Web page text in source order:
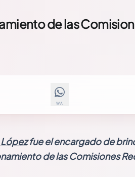
de las
WA
fue el encargado de
de las Comisiones